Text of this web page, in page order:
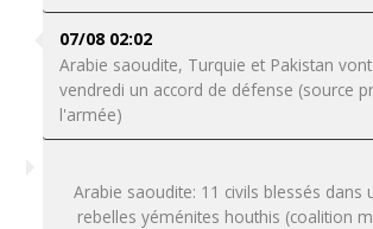
07/08 02:02
Arabie saoudite, Turquie et Pakistan
vendredi un accord de défense (source
l'armée)
Arabie saoudite: 11 civils blessés dans
rebelles yéménites houthis (coalition